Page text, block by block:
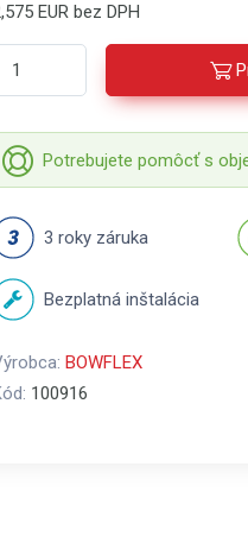
EUR bez DPH
Potrebujete pomôcť s
3 roky záruka
Bezplatná inštalácia
BOWFLEX
100916